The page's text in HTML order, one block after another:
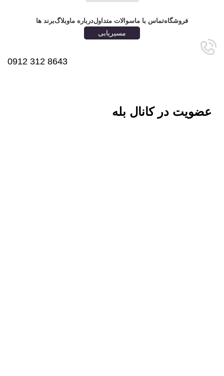
فروشگاهتماس با ماسوالات متداولدرباره ماوبلاگبرند ها
مسیریابی
8643 312 0912
عضویت در کانال بله